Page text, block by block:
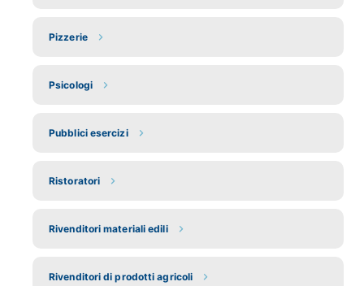
Pizzerie
Psicologi
Pubblici esercizi
Ristoratori
Rivenditori materiali edili
Rivenditori di prodotti agricoli